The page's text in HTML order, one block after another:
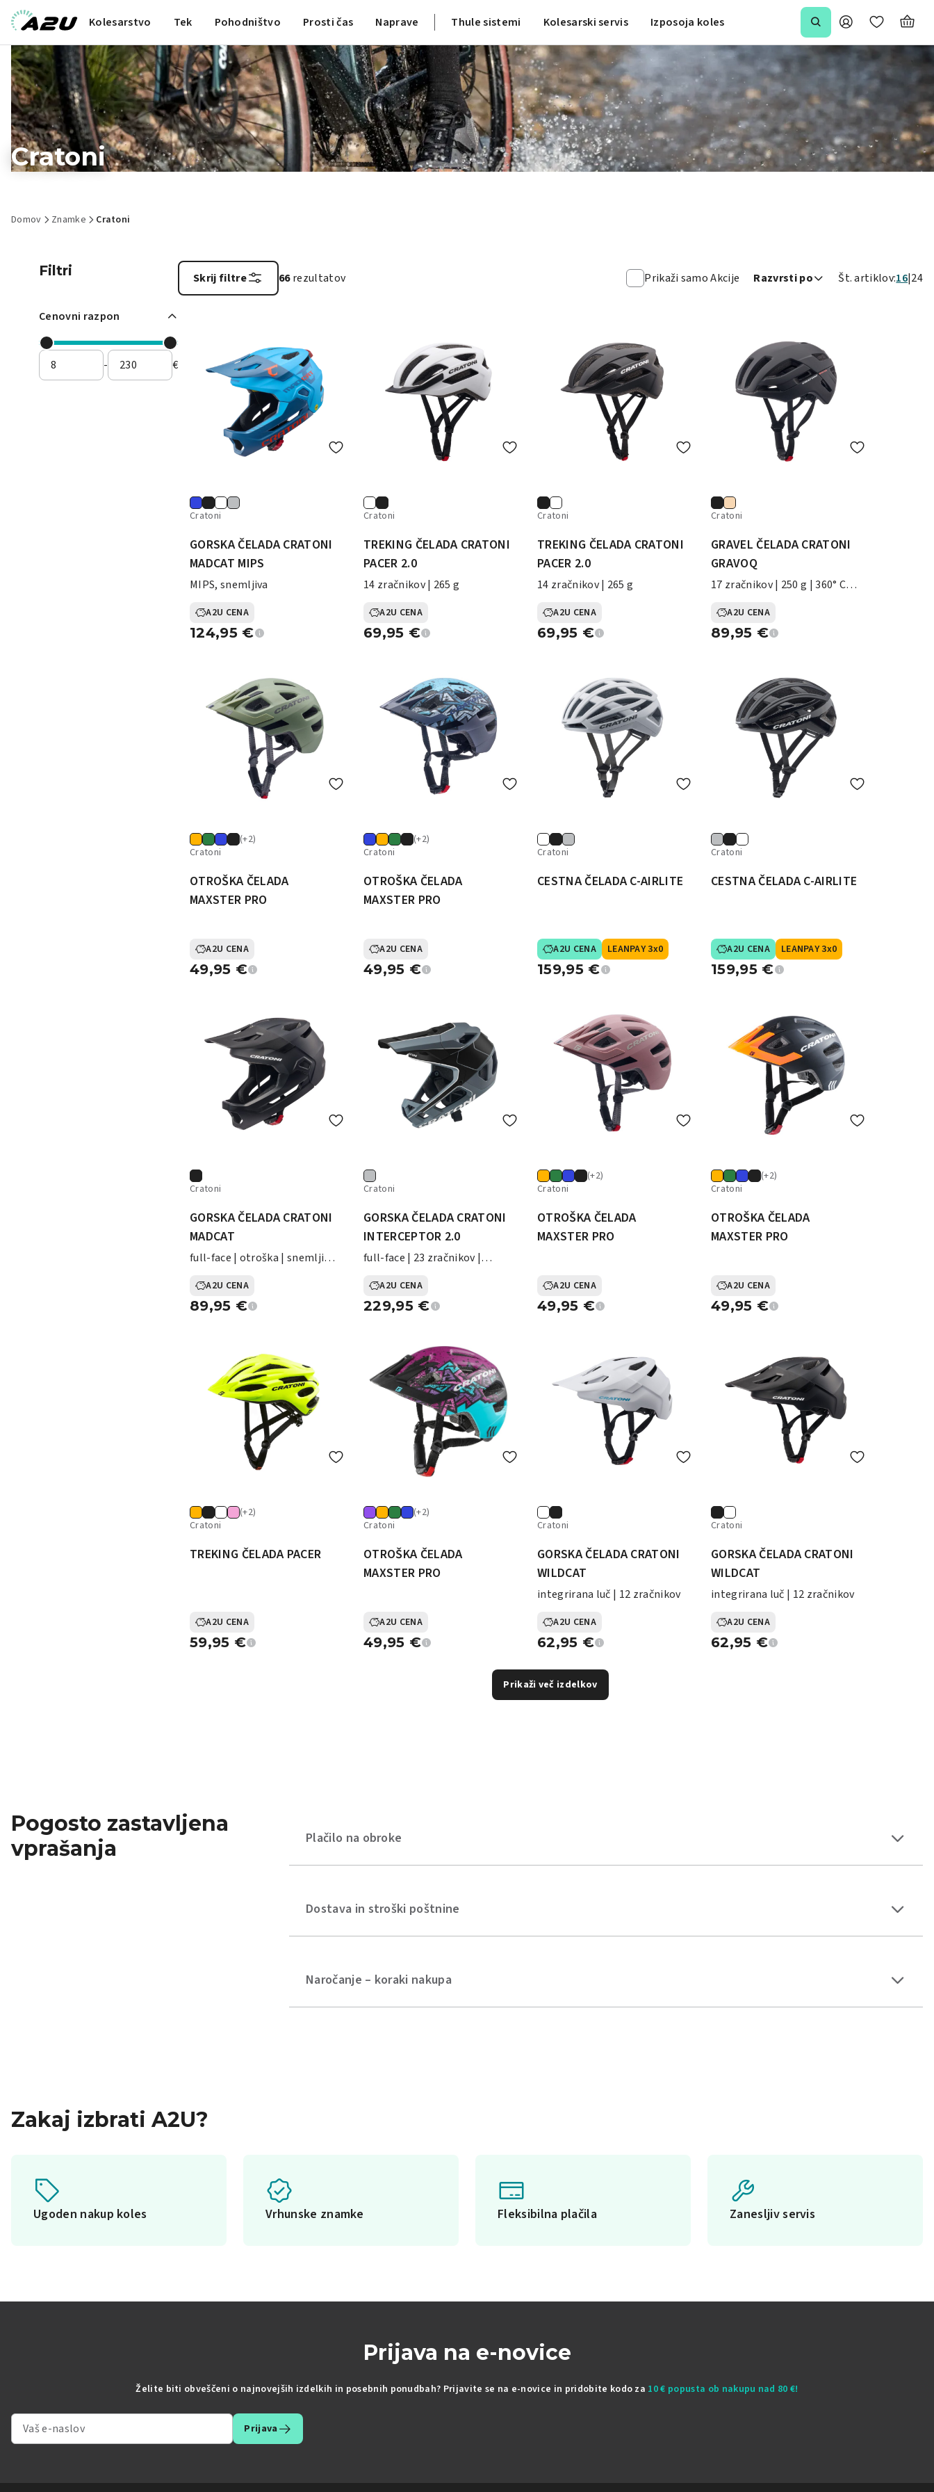
Kolesarstvo Tek Pohodništvo Prosti čas Naprave Thule sistemi Kolesarski servis Izposoja koles
Cratoni
Domov Znamke Cratoni
Filtri
Cenovni razpon
- €
Skrij filtre 66rezultatov Prikaži samo Akcije Razvrsti po Št. artiklov:16 24
Cratoni
GORSKA ČELADA CRATONI
MADCAT MIPS
MIPS, snemljiva
A2U CENA
124,95 €
Cratoni
TREKING ČELADA CRATONI
PACER 2.0
14 zračnikov | 265 g
A2U CENA
69,95 €
Cratoni
TREKING ČELADA CRATONI
PACER 2.0
14 zračnikov | 265 g
A2U CENA
69,95 €
Cratoni
GRAVEL ČELADA CRATONI
GRAVOQ
17 zračnikov | 250 g | 360° CFS
A2U CENA
89,95 €
(+2)
Cratoni
OTROŠKA ČELADA
MAXSTER PRO
A2U CENA
49,95 €
(+2)
Cratoni
OTROŠKA ČELADA
MAXSTER PRO
A2U CENA
49,95 €
Cratoni
CESTNA ČELADA C-AIRLITE
A2U CENA LEANPAY 3x0
159,95 €
Cratoni
CESTNA ČELADA C-AIRLITE
A2U CENA LEANPAY 3x0
159,95 €
Cratoni
GORSKA ČELADA CRATONI
MADCAT
full-face | otroška | snemljiva
A2U CENA
89,95 €
Cratoni
GORSKA ČELADA CRATONI
INTERCEPTOR 2.0
full-face | 23 zračnikov |
A2U CENA
229,95 €
(+2)
Cratoni
OTROŠKA ČELADA
MAXSTER PRO
A2U CENA
49,95 €
(+2)
Cratoni
OTROŠKA ČELADA
MAXSTER PRO
A2U CENA
49,95 €
(+2)
Cratoni
TREKING ČELADA PACER
A2U CENA
59,95 €
(+2)
Cratoni
OTROŠKA ČELADA
MAXSTER PRO
A2U CENA
49,95 €
Cratoni
GORSKA ČELADA CRATONI
WILDCAT
integrirana luč | 12 zračnikov
A2U CENA
62,95 €
Cratoni
GORSKA ČELADA CRATONI
WILDCAT
integrirana luč | 12 zračnikov
A2U CENA
62,95 €
Prikaži več izdelkov
Pogosto zastavljena
vprašanja
Plačilo na obroke
Dostava in stroški poštnine
Naročanje – koraki nakupa
Zakaj izbrati A2U?
Ugoden nakup koles Vrhunske znamke Fleksibilna plačila Zanesljiv servis
Prijava na e-novice
Želite biti obveščeni o najnovejših izdelkih in posebnih ponudbah? Prijavite se na e-novice in pridobite kodo za 10 € popusta ob nakupu nad 80 €!
Prijava